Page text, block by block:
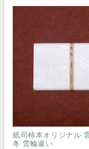
紙司柿本オリジナル
冬 雪輪違い